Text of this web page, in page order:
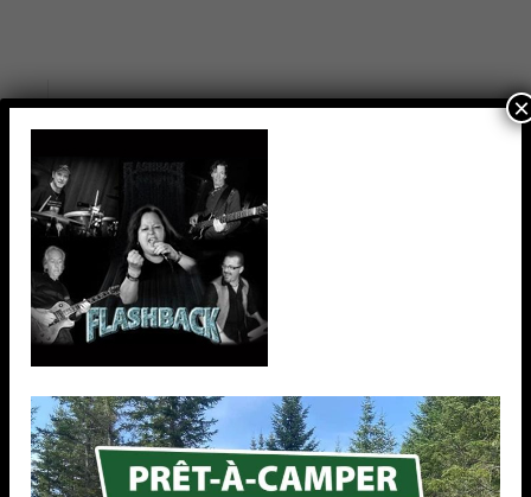
TEXT WIDGET
Nulla vitae elit libero, a pharetra augue. Nulla
vitae elit libero, a pharetra augue. Nulla vitae elit
libero, a pharetra augue. Donec sed odio dui.
Etiam porta sem malesuada.
RECENT WORKS
×